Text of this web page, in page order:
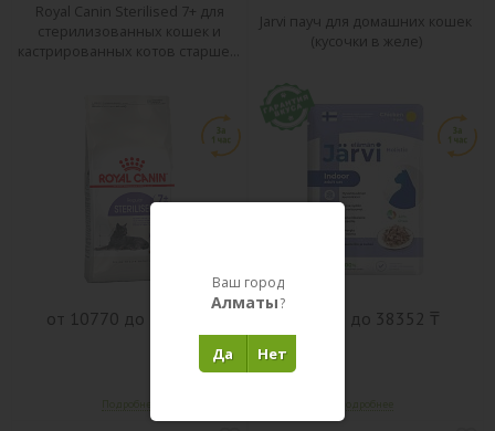
Royal Canin Sterilised 7+ для
стерилизованных кошек и
кастрированных котов старше 7
от 10770 до 20463 ₸
Jarvi пауч для домашних кошек
(кусочки в желе)
от 740 до 38352 ₸
Ваш город
Алматы?
Нет
Да